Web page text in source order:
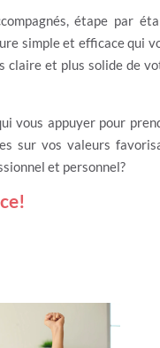
étape par
simple et efficace qui
claire et plus solide de
vous appuyer pour
sur vos valeurs
et personnel?